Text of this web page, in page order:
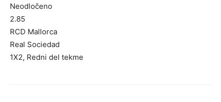
Neodločeno
2.85
RCD Mallorca
Real Sociedad
1X2, Redni del tekme